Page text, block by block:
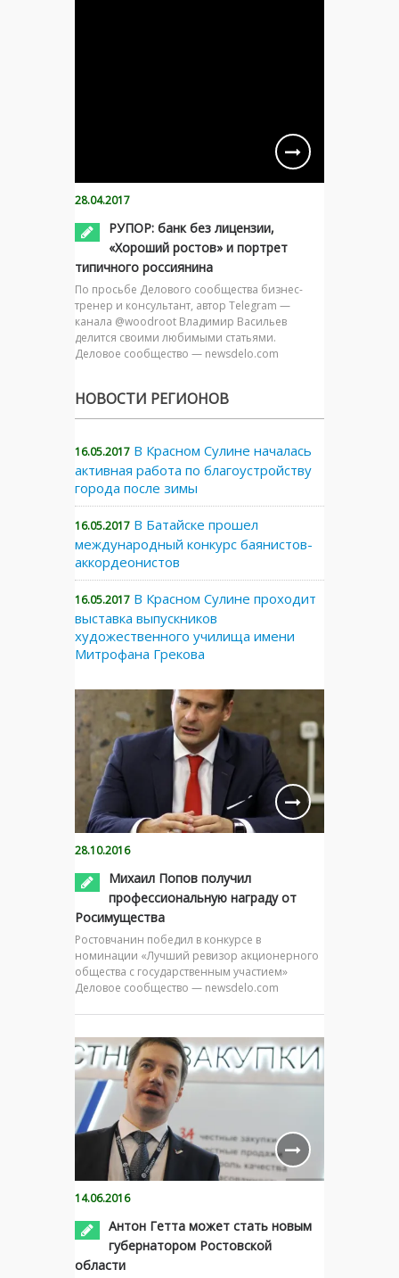
28.04.2017
РУПОР: банк без лицензии,
«Хороший ростов» и портрет
типичного россиянина
По просьбе Делового сообщества бизнес-
тренер и консультант, автор Telegram —
канала @woodroot Владимир Васильев
делится своими любимыми статьями.
Деловое сообщество — newsdelo.com
НОВОСТИ РЕГИОНОВ
16.05.2017 В Красном Сулине началась
активная работа по благоустройству
города после зимы
16.05.2017 В Батайске прошел
международный конкурс баянистов-
аккордеонистов
16.05.2017 В Красном Сулине проходит
выставка выпускников
художественного училища имени
Митрофана Грекова
28.10.2016
Михаил Попов получил
профессиональную награду от
Росимущества
Ростовчанин победил в конкурсе в
номинации «Лучший ревизор акционерного
общества с государственным участием»
Деловое сообщество — newsdelo.com
14.06.2016
Антон Гетта может стать новым
губернатором Ростовской
области